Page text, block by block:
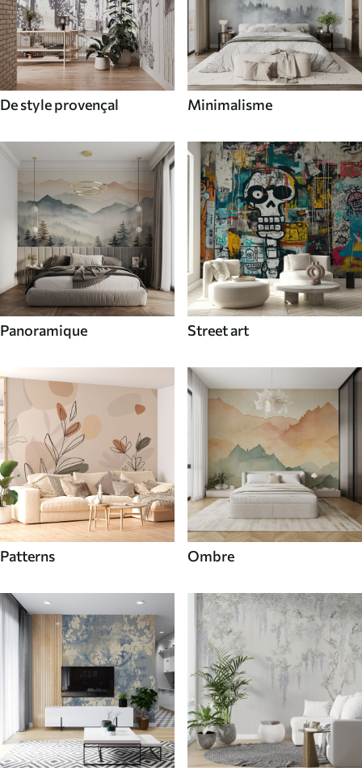
De style provençal Minimalisme
Panoramique Street art
Patterns Ombre